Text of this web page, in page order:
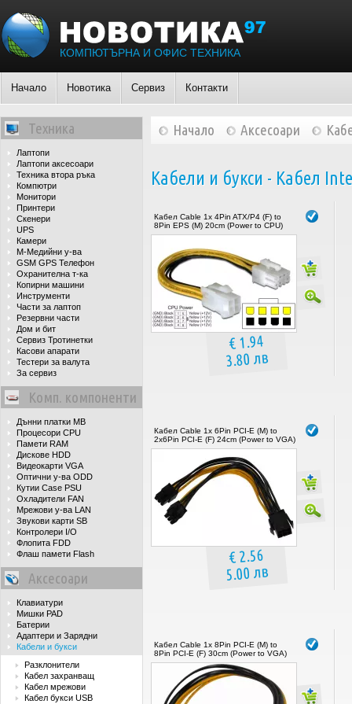
КОМПЮТЪРНА И ОФИС ТЕХНИКА
Начало Новотика Сервиз Контакти
Техника
Лаптопи
Лаптопи аксесоари
Техника втора ръка
Компютри
Монитори
Принтери
Скенери
UPS
Камери
М-Медийни у-ва
GSM GPS Телефон
Охранителна т-ка
Копирни машини
Инструменти
Части за лаптоп
Резервни части
Дом и бит
Сервиз Тротинетки
Касови апарати
Тестери за валута
За сервиз
Комп. компоненти
Дънни платки MB
Процесори CPU
Памети RAM
Дискове HDD
Видеокарти VGA
Оптични у-ва ODD
Кутии Case PSU
Охладители FAN
Мрежови у-ва LAN
Звукови карти SB
Контролери I/O
Флопита FDD
Флаш памети Flash
Аксесоари
Клавиатури
Мишки PAD
Батерии
Адаптери и Зарядни
Кабели и букси
Разклонители
Кабел захранващ
Кабел мрежови
Кабел букси USB
Начало Аксесоари
Кабели и букси - Кабел
Кабел Cable 1x 4Pin ATX/P4 (F) to
8Pin EPS (M) 20cm (Power to CPU)
€ 1.94
3.80 лв
Кабел Cable 1x 6Pin PCI-E (M) to
2x6Pin PCI-E (F) 24cm (Power to VGA)
€ 2.56
5.00 лв
Кабел Cable 1x 8Pin PCI-E (M) to
8Pin PCI-E (F) 30cm (Power to VGA)